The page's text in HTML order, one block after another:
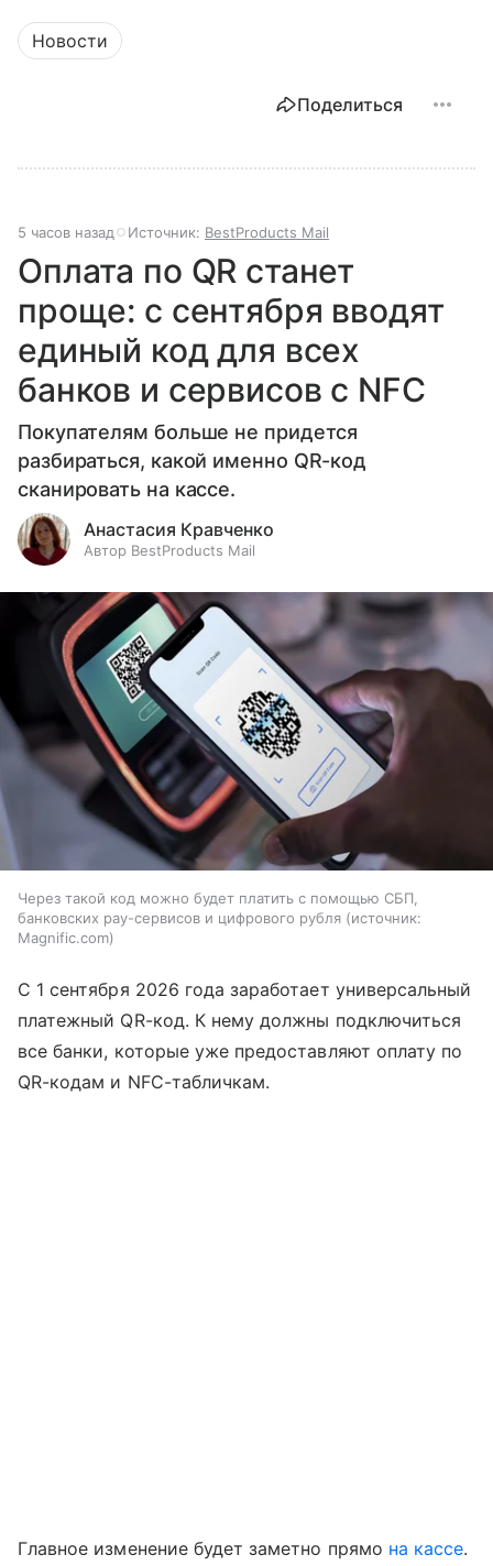
Новости
Поделиться
5 часов назад Источник: BestProducts Mail
Оплата по QR станет
проще: с сентября вводят
единый код для всех
банков и сервисов с NFC
Покупателям больше не придется
разбираться, какой именно QR-код
сканировать на кассе.
Анастасия Кравченко
Автор BestProducts Mail
Через такой код можно будет платить с помощью СБП,
банковских pay-сервисов и цифрового рубля
источник:
Magnific.com
С 1 сентября 2026 года заработает универсальный
платежный QR-код. К нему должны подключиться
все банки, которые уже предоставляют оплату по
QR-кодам и NFC-табличкам.
Главное изменение будет заметно прямо на кассе.